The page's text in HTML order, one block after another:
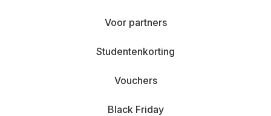
Voor partners
Studentenkorting
Vouchers
Black Friday